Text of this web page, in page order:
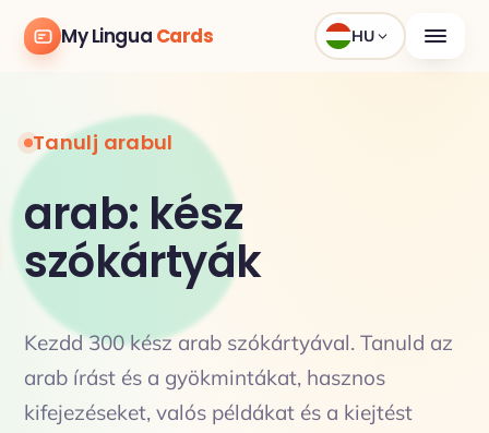
My Lingua Cards HU
Tanulj arabul
arab: kész
szókártyák
Kezdd 300 kész arab szókártyával. Tanuld az
arab írást és a gyökmintákat, hasznos
kifejezéseket, valós példákat és a kiejtést